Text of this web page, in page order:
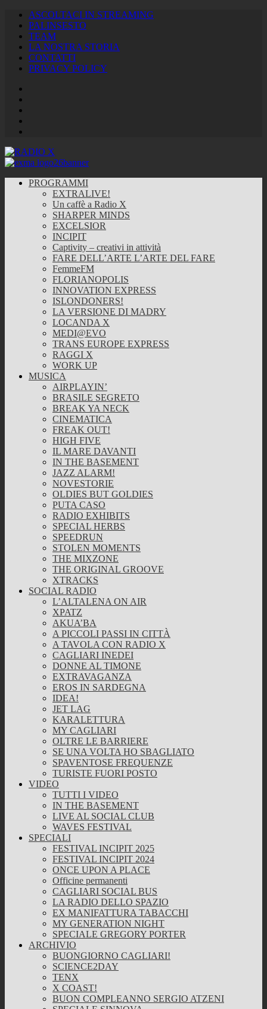
ASCOLTACI IN STREAMING
PALINSESTO
TEAM
LA NOSTRA STORIA
CONTATTI
PRIVACY POLICY
PROGRAMMI
EXTRALIVE!
Un caffè a Radio X
SHARPER MINDS
EXCELSIOR
INCIPIT
Captivity – creativi in attività
FARE DELL’ARTE L’ARTE DEL FARE
FemmeFM
FLORIANOPOLIS
INNOVATION EXPRESS
ISLONDONERS!
LA VERSIONE DI MADRY
LOCANDA X
MEDI@EVO
TRANS EUROPE EXPRESS
RAGGI X
WORK UP
MUSICA
AIRPLAYIN’
BRASILE SEGRETO
BREAK YA NECK
CINEMATICA
FREAK OUT!
HIGH FIVE
IL MARE DAVANTI
IN THE BASEMENT
JAZZ ALARM!
NOVESTORIE
OLDIES BUT GOLDIES
PUTA CASO
RADIO EXHIBITS
SPECIAL HERBS
SPEEDRUN
STOLEN MOMENTS
THE MIXZONE
THE ORIGINAL GROOVE
XTRACKS
SOCIAL RADIO
L’ALTALENA ON AIR
XPATZ
AKUA’BA
A PICCOLI PASSI IN CITTÀ
A TAVOLA CON RADIO X
CAGLIARI INEDEI
DONNE AL TIMONE
EXTRAVAGANZA
EROS IN SARDEGNA
IDEA!
JET LAG
KARALETTURA
MY CAGLIARI
OLTRE LE BARRIERE
SE UNA VOLTA HO SBAGLIATO
SPAVENTOSE FREQUENZE
TURISTE FUORI POSTO
VIDEO
TUTTI I VIDEO
IN THE BASEMENT
LIVE AL SOCIAL CLUB
WAVES FESTIVAL
SPECIALI
FESTIVAL INCIPIT 2025
FESTIVAL INCIPIT 2024
ONCE UPON A PLACE
Officine permanenti
CAGLIARI SOCIAL BUS
LA RADIO DELLO SPAZIO
EX MANIFATTURA TABACCHI
MY GENERATION NIGHT
SPECIALE GREGORY PORTER
ARCHIVIO
BUONGIORNO CAGLIARI!
SCIENCE2DAY
TENX
X COAST!
BUON COMPLEANNO SERGIO ATZENI